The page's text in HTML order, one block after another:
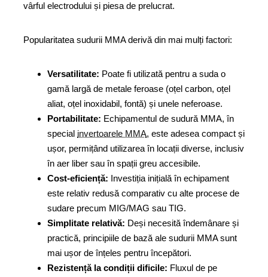
vârful electrodului și piesa de prelucrat.
Popularitatea sudurii MMA derivă din mai mulți factori:
Versatilitate: Poate fi utilizată pentru a suda o
gamă largă de metale feroase (oțel carbon, oțel
aliat, oțel inoxidabil, fontă) și unele neferoase.
Portabilitate: Echipamentul de sudură MMA, în
special invertoarele MMA, este adesea compact și
ușor, permițând utilizarea în locații diverse, inclusiv
în aer liber sau în spații greu accesibile.
Cost-eficiență: Investiția inițială în echipament
este relativ redusă comparativ cu alte procese de
sudare precum MIG/MAG sau TIG.
Simplitate relativă: Deși necesită îndemânare și
practică, principiile de bază ale sudurii MMA sunt
mai ușor de înțeles pentru începători.
Rezistență la condiții dificile: Fluxul de pe